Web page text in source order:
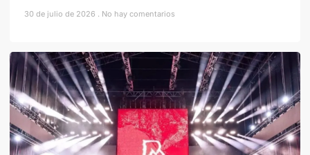
30 de julio de 2026 No hay comentarios